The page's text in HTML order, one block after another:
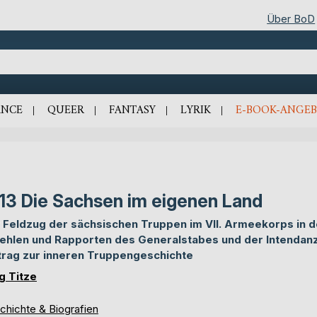
Über BoD
QUEER FANTASY LYRIK E-BOOK-
Die Sachsen im eigenen Land
Feldzug der sächsischen Truppen im VII. Armeekorps in
und Rapporten des Generalstabes und der
zur inneren Truppengeschichte
Titze
& Biografien